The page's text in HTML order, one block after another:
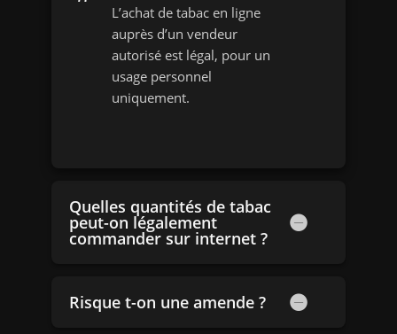
L’achat de tabac en ligne
auprès d’un vendeur
autorisé est légal, pour un
usage personnel
uniquement.
Quelles quantités de tabac
peut-on légalement
commander sur internet ?
Risque t-on une amende ?